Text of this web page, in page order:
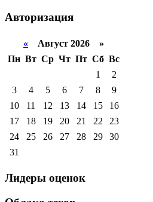
Авторизация
« Август 2026 »
Пн Вт Ср Чт Пт Сб Вс
1
2
3
4 5 6 7 8
9
10
11 12 13 14 15
16
17
18 19 20 21 22
23
24
25 26 27 28 29
30
31
Лидеры оценок